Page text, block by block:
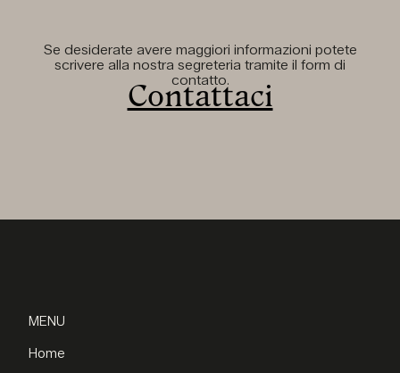
Se desiderate avere maggiori informazioni potete
scrivere alla nostra segreteria tramite il form di
contatto.
Contattaci
MENU
Home